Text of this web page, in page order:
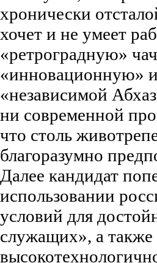
хронически
хочет и не умеет
«ретроградную»
«инновационную»
«независимой
ни современной
что столь
благоразумно
Далее кандидат
использовании
условий для
служащих», а